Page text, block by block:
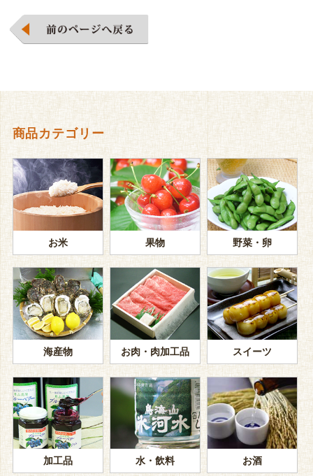
商品カテゴリー
お米 果物 野菜・卵
海産物 お肉・肉加工品 スイーツ
加工品 水・飲料 お酒